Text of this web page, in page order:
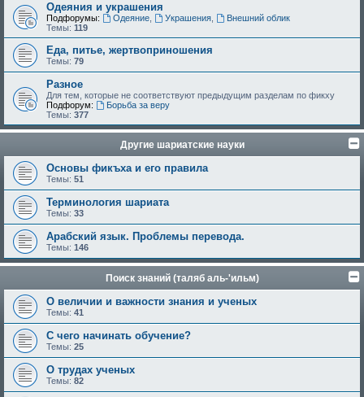
Одеяния и украшения
Подфорумы: Одеяние, Украшения,
Внешний облик
Темы: 119
Еда, питье, жертвоприношения
Темы: 79
Разное
Для тем, которые не соответствуют предыдущим разделам по фикху
Подфорум:
Борьба за веру
Темы: 377
Другие шариатские науки
Основы фикъха и его правила
Темы: 51
Терминология шариата
Темы: 33
Арабский язык. Проблемы перевода.
Темы: 146
Поиск знаний (таляб аль-'ильм)
О величии и важности знания и ученых
Темы: 41
С чего начинать обучение?
Темы: 25
О трудах ученых
Темы: 82